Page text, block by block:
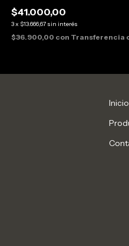
$41.000,00
3x $13.666,67 sin interés
$36.900,00 con Transferencia
Inicio